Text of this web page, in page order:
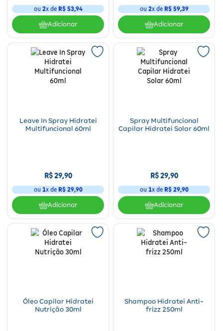
ou 2x de R$ 53,94
Adicionar
ou 2x de R$ 59,39
Adicionar
Leave In Spray Hidratei
Multifuncional 60ml
R$29,90
ou 1x de R$ 29,90
Adicionar
Spray Multifuncional
Capilar Hidratei Solar 60ml
R$29,90
ou 1x de R$ 29,90
Adicionar
Óleo Capilar Hidratei
Nutrição 30ml
Shampoo Hidratei Anti-
frizz 250ml